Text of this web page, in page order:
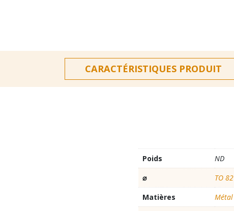
CARACTÉRISTIQUES PRODUIT
Poids
ND
⌀
TO 82
Matières
Métal